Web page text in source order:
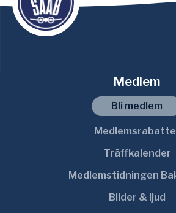
Medlem
Bli medlem
Träffkalender
Medlemstidningen
Bilder & ljud